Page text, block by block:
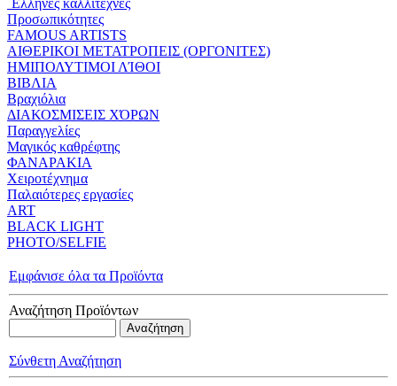
`Eλληνες καλλιτέχνες
Προσωπικότητες
FAMOUS ARTISTS
ΑΙΘΕΡΙΚΟΙ ΜΕΤΑΤΡΟΠΕΙΣ (ΟΡΓΟΝΙΤΕΣ)
ΗΜΙΠΟΛΥΤΙΜΟΙ ΛΊΘΟΙ
ΒΙΒΛΙΑ
Βραχιόλια
ΔΙΑΚΟΣΜΙΣΕΙΣ ΧΌΡΩΝ
Παραγγελίες
Μαγικός καθρέφτης
ΦΑΝΑΡΑΚΙΑ
Xειροτέχνημα
Παλαιότερες εργασίες
ART
BLACK LIGHT
PHOTO/SELFIE
Εμφάνισε όλα τα Προϊόντα
Αναζήτηση Προϊόντων
Σύνθετη Αναζήτηση